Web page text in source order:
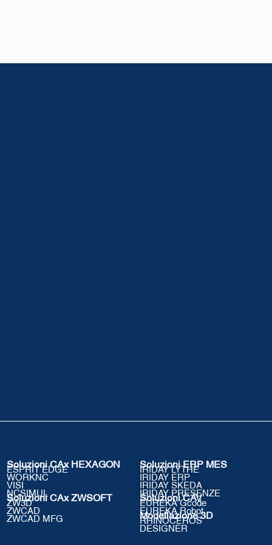
Soluzioni CAx HEXAGON
ESPRIT EDGE
WORKNC
VISI
NCSIMUL
Soluzioni CAx ZWSOFT
ZW3D
ZWCAD
ZWCAD MFG
Soluzioni ERP MES
IRIDAY LYTHE
IRIDAY ERP
IRIDAY SKEDA
IRIDAY PRESENZE
Soluzioni CAV
EUREKA Gcode
EUREKA Robot
Modellazione 3D
RHINOCEROS
DESIGNER